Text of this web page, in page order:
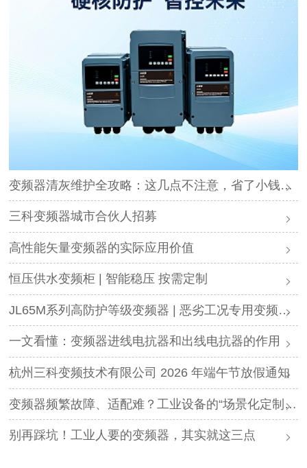
变频器清灰维护全攻略：这几点不注意，省了小钱却可能毁了设备
三科变频器城市合伙人招募
高性能矢量变频器的实际应用价值
恒压供水变频柜 | 智能稳压 按需定制
JL65M系列高防护等级变频器 | 恶劣工况专用变频解决方案
一文看懂：变频器进线电抗器和出线电抗器的作用
杭州三科变频技术有限公司 2026 年端午节放假通知
变频器频繁故障、适配难？工业设备的“场景化定制”，才是破局关键
别再踩坑！工业人要的变频器，其实就这三点